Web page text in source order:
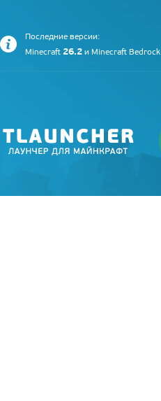
Последние версии:
Minecraft 26.2 и Minecraft Bedrock